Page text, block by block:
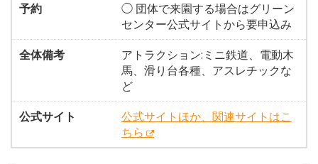
予約
◯ 団体で来園する場合はグリーン
センター公式サイトから要申込み
全体備考
アトラクション:ミニ鉄道、電動木
馬、滑り台各種、アスレチックな
ど
公式サイト
公式サイトほか、関連サイトはこ
ちら